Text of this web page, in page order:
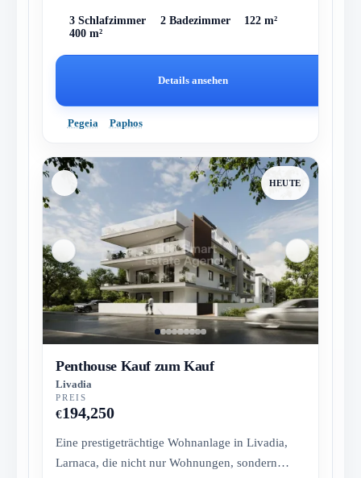
3 Schlafzimmer 2 Badezimmer
122 m²
400 m²
Details ansehen
Pegeia Paphos
HEUTE
Penthouse Kauf zum Kauf
Livadia
PREIS
€194,250
Eine prestigeträchtige Wohnanlage in Livadia,
Larnaca, die nicht nur Wohnungen, sondern